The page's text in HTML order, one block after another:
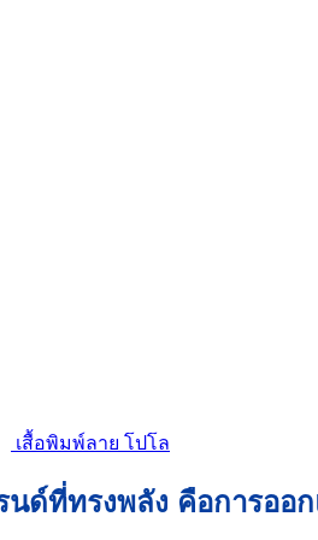
เสื้อพิมพ์ลาย โปโล
นด์ที่ทรงพลัง คือการออ